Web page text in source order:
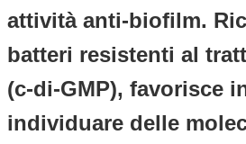
attività anti-biofilm.
batteri resistenti al
(c-di-GMP), favorisce
individuare delle